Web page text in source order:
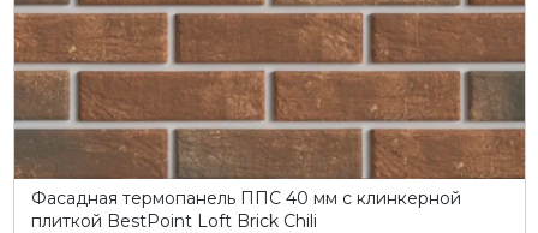
Фасадная термопанель ППC 40 мм с клинкерной
плиткой BestPoint Loft Brick Chili